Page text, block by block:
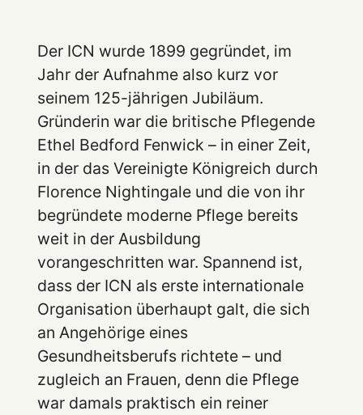
Der ICN wurde 1899 gegründet, im
Jahr der Aufnahme also kurz vor
seinem 125-jährigen Jubiläum.
Gründerin war die britische Pflegende
Ethel Bedford Fenwick – in einer Zeit,
in der das Vereinigte Königreich durch
Florence Nightingale und die von ihr
begründete moderne Pflege bereits
weit in der Ausbildung
vorangeschritten war. Spannend ist,
dass der ICN als erste internationale
Organisation überhaupt galt, die sich
an Angehörige eines
Gesundheitsberufs richtete – und
zugleich an Frauen, denn die Pflege
war damals praktisch ein reiner